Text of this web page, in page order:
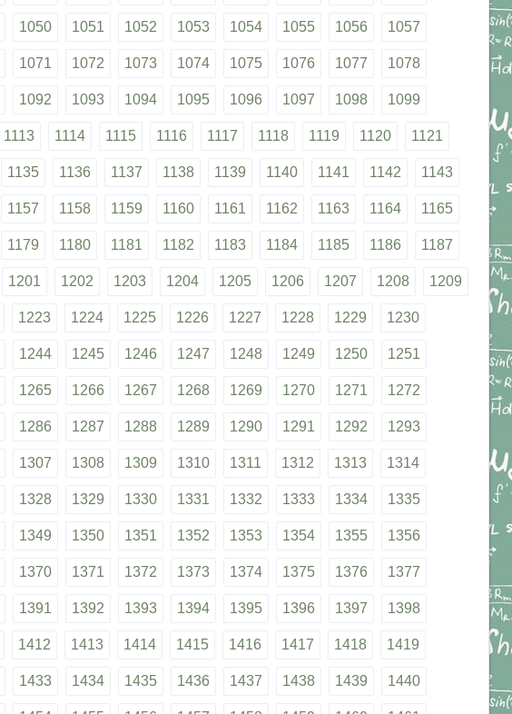
1050 1051 1052 1053 1054 1055 1056 1057
1071 1072 1073 1074 1075 1076 1077 1078
1092 1093 1094 1095 1096 1097 1098 1099
1113 1114 1115 1116 1117 1118 1119 1120 1121
1135 1136 1137 1138 1139 1140 1141 1142 1143
1157 1158 1159 1160 1161 1162 1163 1164 1165
1179 1180 1181 1182 1183 1184 1185 1186 1187
1201 1202 1203 1204 1205 1206 1207 1208 1209
1223 1224 1225 1226 1227 1228 1229 1230
1244 1245 1246 1247 1248 1249 1250 1251
1265 1266 1267 1268 1269 1270 1271 1272
1286 1287 1288 1289 1290 1291 1292 1293
1307 1308 1309 1310 1311 1312 1313 1314
1328 1329 1330 1331 1332 1333 1334 1335
1349 1350 1351 1352 1353 1354 1355 1356
1370 1371 1372 1373 1374 1375 1376 1377
1391 1392 1393 1394 1395 1396 1397 1398
1412 1413 1414 1415 1416 1417 1418 1419
1433 1434 1435 1436 1437 1438 1439 1440